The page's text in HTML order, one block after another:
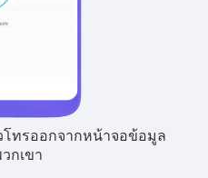
โทรออกจากหน้าจอข้อมูล
กเขา